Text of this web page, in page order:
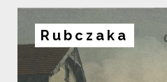
Rubczaka